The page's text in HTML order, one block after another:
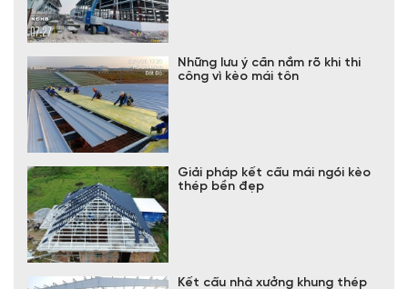
Những lưu ý cần nắm rõ khi thi
công vì kèo mái tôn
Giải pháp kết cấu mái ngói kèo
thép bền đẹp
Kết cấu nhà xưởng khung thép